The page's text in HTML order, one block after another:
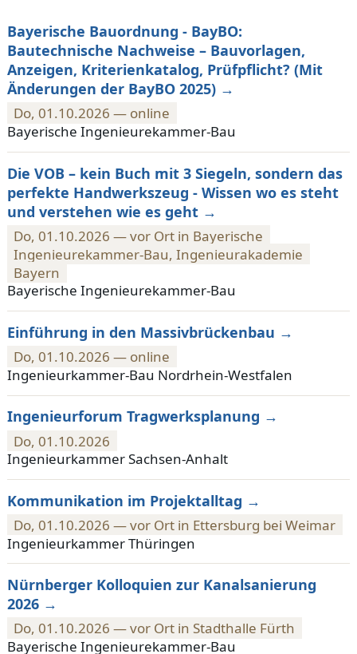
Bayerische Bauordnung - BayBO:
Bautechnische Nachweise – Bauvorlagen,
Anzeigen, Kriterienkatalog, Prüfpflicht? (Mit
Änderungen der BayBO 2025)
Do, 01.10.2026 — online
Bayerische Ingenieurekammer-Bau
Die VOB – kein Buch mit 3 Siegeln, sondern das
perfekte Handwerkszeug - Wissen wo es steht
und verstehen wie es geht
Do, 01.10.2026 — vor Ort in Bayerische
Ingenieurekammer-Bau, Ingenieurakademie
Bayern
Bayerische Ingenieurekammer-Bau
Einführung in den Massivbrückenbau
Do, 01.10.2026 — online
Ingenieurkammer-Bau Nordrhein-Westfalen
Ingenieurforum Tragwerksplanung
Do, 01.10.2026
Ingenieurkammer Sachsen-Anhalt
Kommunikation im Projektalltag
Do, 01.10.2026 — vor Ort in Ettersburg bei Weimar
Ingenieurkammer Thüringen
Nürnberger Kolloquien zur Kanalsanierung
2026
Do, 01.10.2026 — vor Ort in Stadthalle Fürth
Bayerische Ingenieurekammer-Bau